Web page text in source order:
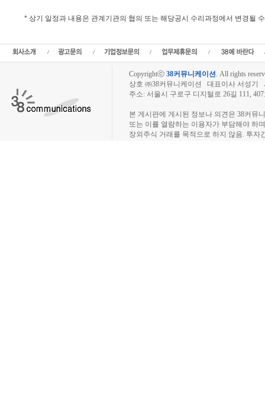
* 상기 일정과 내용은 관계기관의 협의 또는 해당공시 수리과정에서 변경될
Copyrightⓒ 38커뮤니케이션. All rights
상호 ㈜38커뮤니케이션 대표이사 서성기
주소: 서울시 구로구 디지털로 26길 111,
본 게시판에 게시된 정보나 의견은 38커뮤
또는 이를 열람하는 이용자가 부담해야 하
장외주식 거래를 목적으로 하지 않음. 투